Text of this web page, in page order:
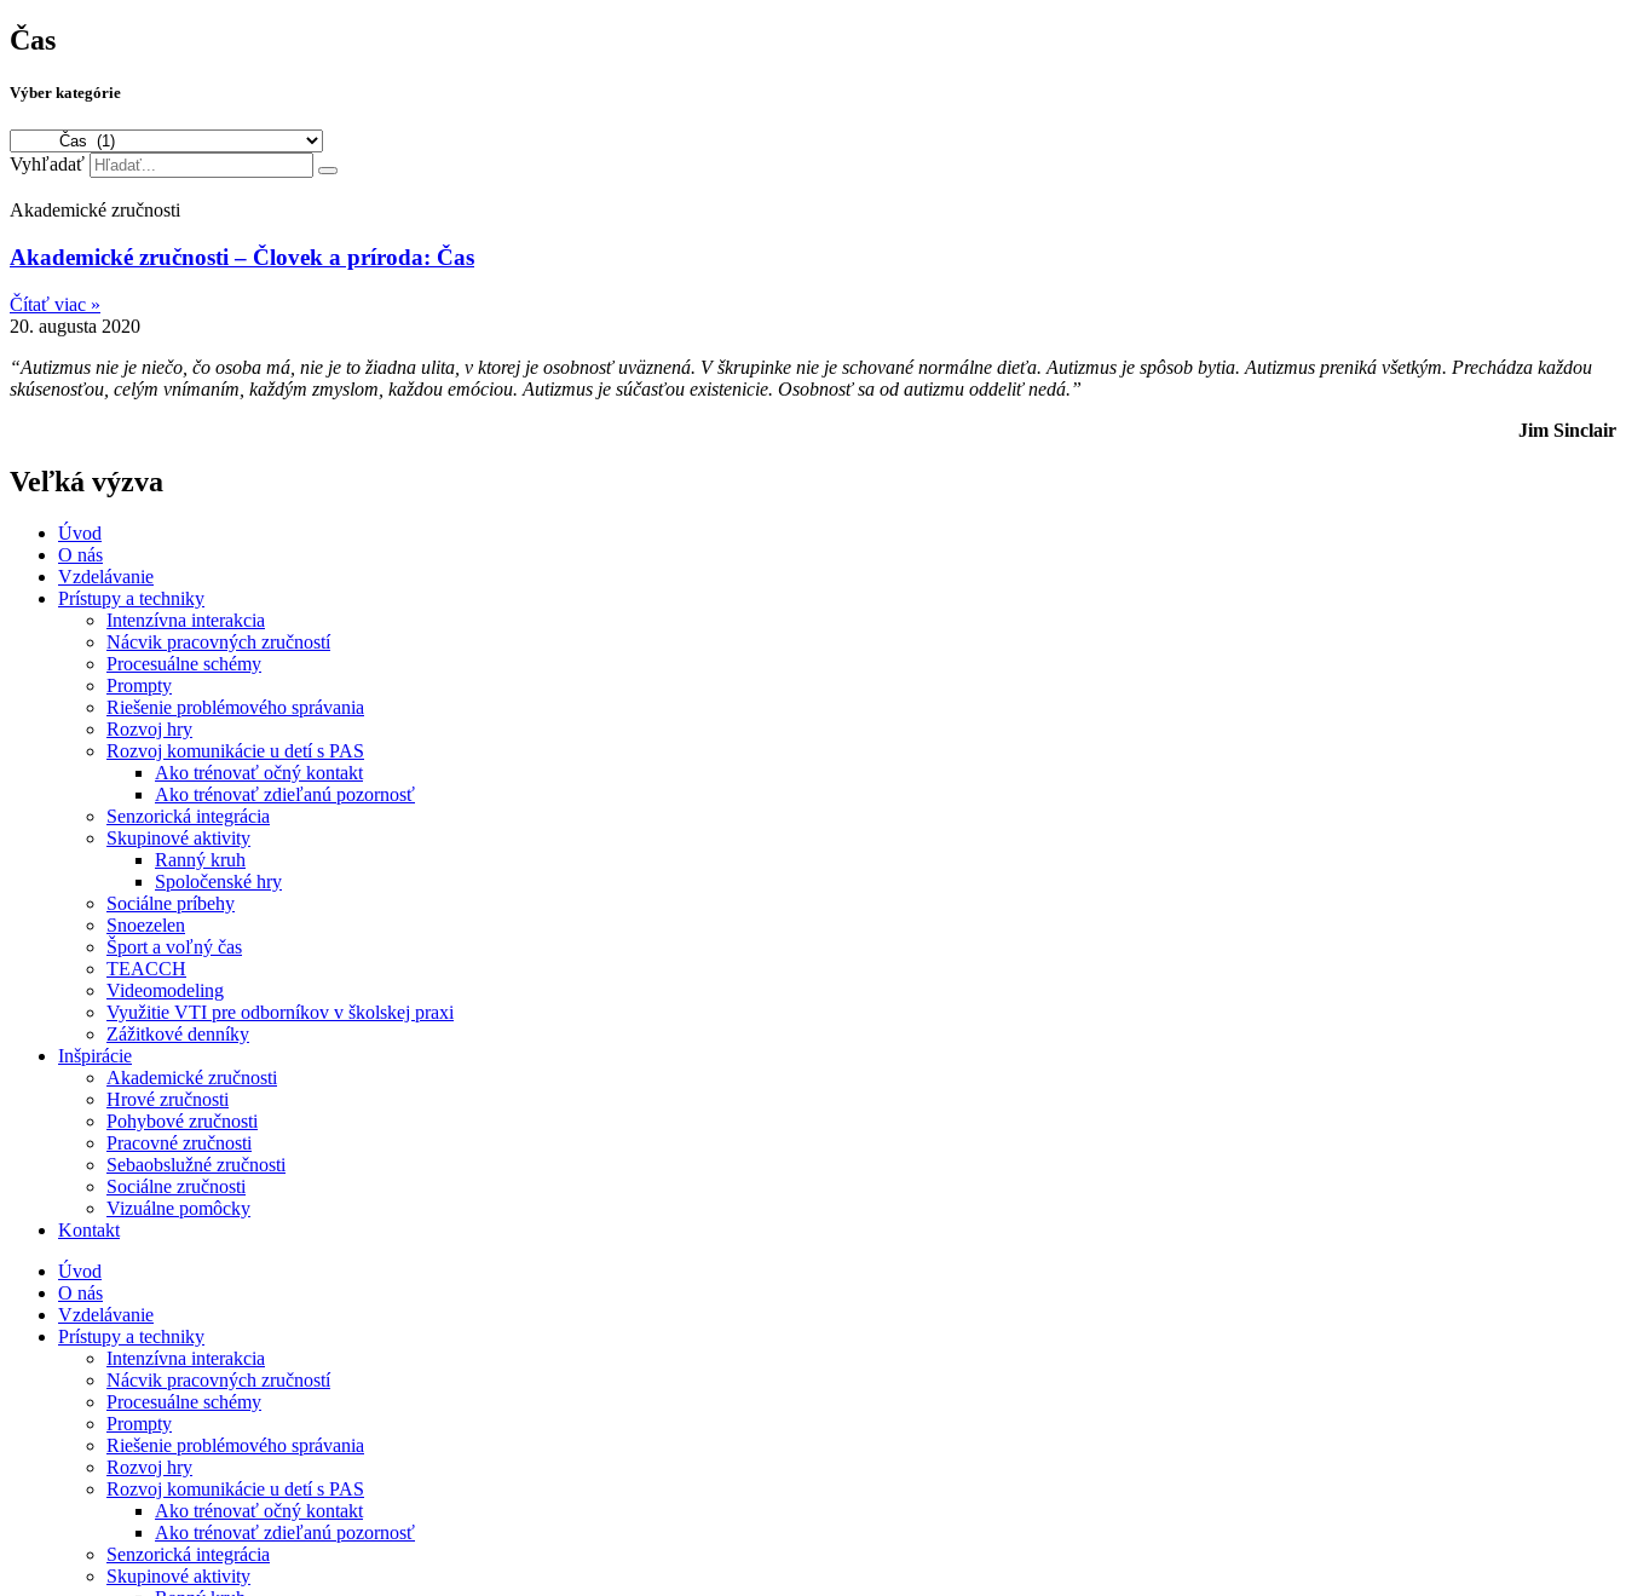
Čas
Výber kategórie
kategórie
Vyhľadať
Akademické zručnosti
Akademické zručnosti – Človek a príroda: Čas
Čítať viac »
20. augusta 2020
“Autizmus nie je niečo, čo osoba má, nie je to žiadna ulita, v ktorej je osobnosť uväznená. V škrupinke nie je schované normálne dieťa. Autizmus je spôsob bytia. Autizmus preniká všetkým. Prechádza každou
skúsenosťou, celým vnímaním, každým zmyslom, každou emóciou. Autizmus je súčasťou existenicie. Osobnosť sa od autizmu oddeliť nedá.”
Jim Sinclair
Veľká výzva
Úvod
O nás
Vzdelávanie
Prístupy a techniky
Intenzívna interakcia
Nácvik pracovných zručností
Procesuálne schémy
Prompty
Riešenie problémového správania
Rozvoj hry
Rozvoj komunikácie u detí s PAS
Ako trénovať očný kontakt
Ako trénovať zdieľanú pozornosť
Senzorická integrácia
Skupinové aktivity
Ranný kruh
Spoločenské hry
Sociálne príbehy
Snoezelen
Šport a voľný čas
TEACCH
Videomodeling
Využitie VTI pre odborníkov v školskej praxi
Zážitkové denníky
Inšpirácie
Akademické zručnosti
Hrové zručnosti
Pohybové zručnosti
Pracovné zručnosti
Sebaobslužné zručnosti
Sociálne zručnosti
Vizuálne pomôcky
Kontakt
Úvod
O nás
Vzdelávanie
Prístupy a techniky
Intenzívna interakcia
Nácvik pracovných zručností
Procesuálne schémy
Prompty
Riešenie problémového správania
Rozvoj hry
Rozvoj komunikácie u detí s PAS
Ako trénovať očný kontakt
Ako trénovať zdieľanú pozornosť
Senzorická integrácia
Skupinové aktivity